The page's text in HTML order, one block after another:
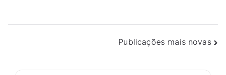
Publicações mais novas